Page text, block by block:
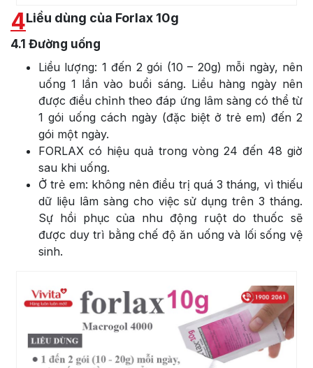
4Liều dùng của Forlax 10g
4.1 Đường uống
Liều lượng: 1 đến 2 gói (10 – 20g) mỗi ngày, nên
uống 1 lần vào buổi sáng. Liều hàng ngày nên
được điều chỉnh theo đáp ứng lâm sàng có thể từ
1 gói uống cách ngày (đặc biệt ở trẻ em) đến 2
gói một ngày.
FORLAX có hiệu quả trong vòng 24 đến 48 giờ
sau khi uống.
Ở trẻ em: không nên điều trị quá 3 tháng, vì thiếu
dữ liệu lâm sàng cho việc sử dụng trên 3 tháng.
Sự hồi phục của nhu động ruột do thuốc sẽ
được duy trì bằng chế độ ăn uống và lối sống vệ
sinh.